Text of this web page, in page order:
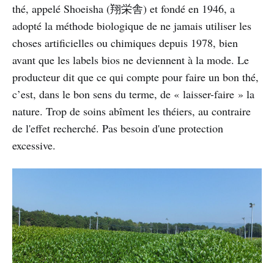
thé, appelé Shoeisha (翔栄舎) et fondé en 1946, a
adopté la méthode biologique de ne jamais utiliser les
choses artificielles ou chimiques depuis 1978, bien
avant que les labels bios ne deviennent à la mode. Le
producteur dit que ce qui compte pour faire un bon thé,
c’est, dans le bon sens du terme, de « laisser-faire » la
nature. Trop de soins abîment les théiers, au contraire
de l'effet recherché. Pas besoin d'une protection
excessive.